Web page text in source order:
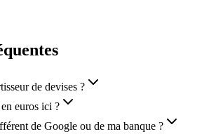
de devises ?
euros ici ?
de Google ou de ma banque ?